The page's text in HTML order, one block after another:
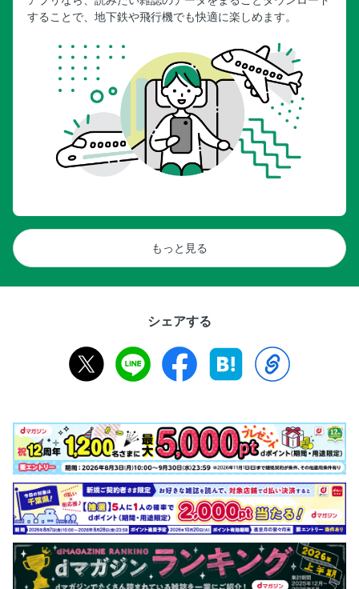
することで、地下鉄や飛行機でも快適に楽しめます。
もっと見る
シェアする